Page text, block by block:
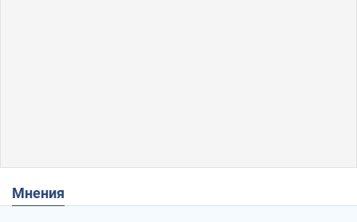
Мнения